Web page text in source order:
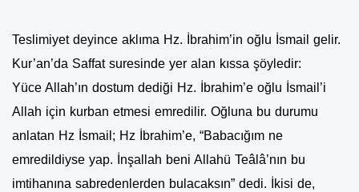
Teslimiyet deyince aklıma Hz. İbrahim’in oğlu İsmail gelir.
Kur’an’da Saffat suresinde yer alan kıssa şöyledir:
Yüce Allah’ın dostum dediği Hz. İbrahim’e oğlu İsmail’i
Allah için kurban etmesi emredilir. Oğluna bu durumu
anlatan Hz İsmail; Hz İbrahim’e, “Babacığım ne
emredildiyse yap. İnşallah beni Allahü Teâlâ’nın bu
imtihanına sabredenlerden bulacaksın” dedi. İkisi de,